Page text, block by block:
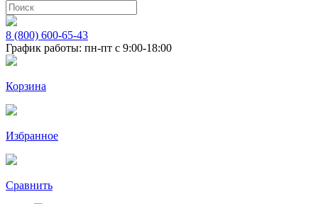
8 (800) 600-65-43
График работы: пн-пт с 9:00-18:00
Корзина
Избранное
Сравнить